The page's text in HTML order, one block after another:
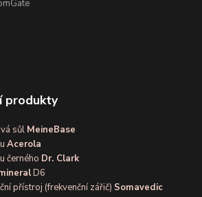
produkty
sůl MeineBase
Acerola
černého Dr. Clark
D6
přístroj (frekvenční zářič) Somavedic